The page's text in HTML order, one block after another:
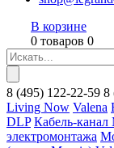
В корзине
0 товаров 0
8 (495) 122-22-59 8
Living Now Valena
DLP Кабель-канал
электромонтажа